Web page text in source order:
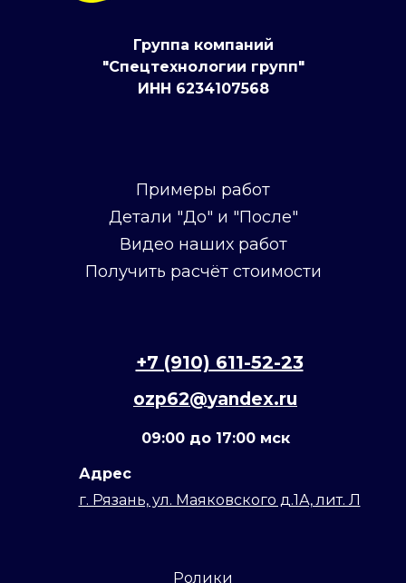
Группа компаний
"Спецтехнологии групп"
ИНН 6234107568
Примеры работ
Детали "До" и "После"
Видео наших работ
Получить расчёт стоимости
+7 (910) 611-52-23
ozp62@yandex.ru
09:00 до 17:00 мск
Адрес
г. Рязань, ул. Маяковского д.1А, лит. Л
Ролики